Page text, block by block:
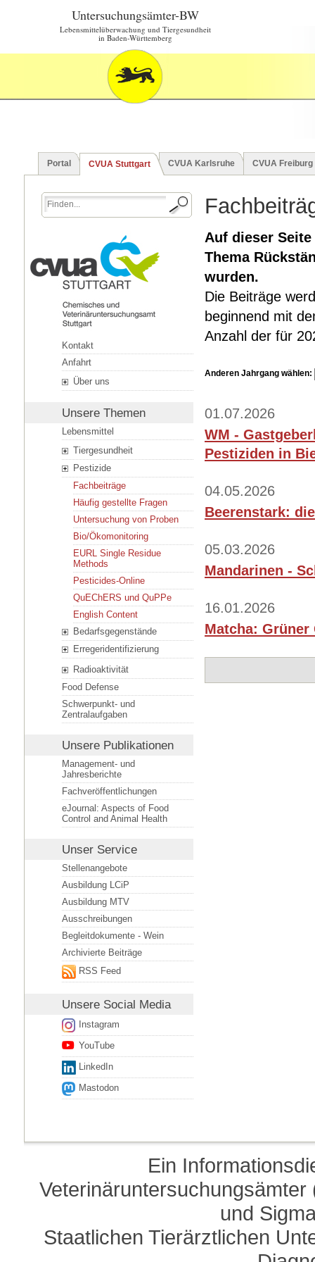
Untersuchungsämter-BW
Lebensmittelüberwachung und Tiergesundheit
in Baden-Württemberg
Portal CVUA Stuttgart CVUA Karlsruhe CVUA Freiburg
Kontakt
Anfahrt
Über uns
Unsere Themen
Lebensmittel
Tiergesundheit
Pestizide
Fachbeiträge
Häufig gestellte Fragen
Untersuchung von Proben
Bio/Ökomonitoring
EURL Single Residue
Methods
Pesticides-Online
QuEChERS und QuPPe
English Content
Bedarfsgegenstände
Erregeridentifizierung
Radioaktivität
Food Defense
Schwerpunkt- und
Zentralaufgaben
Unsere Publikationen
Management- und
Jahresberichte
Fachveröffentlichungen
eJournal: Aspects of Food
Control and Animal Health
Unser Service
Stellenangebote
Ausbildung LCiP
Ausbildung MTV
Ausschreibungen
Begleitdokumente - Wein
Archivierte Beiträge
RSS Feed
Unsere Social Media
Instagram
YouTube
LinkedIn
Mastodon
Auf dieser
Thema
wurden.
Die Beiträge
beginnend mit
Anzahl der für
Anderen Jahrgang wählen:
01.07.2026
WM -
Pestiziden in
04.05.2026
Beerenstark:
05.03.2026
Mandarinen -
16.01.2026
Matcha:
Ein
und
Staatlichen Tierärztlichen